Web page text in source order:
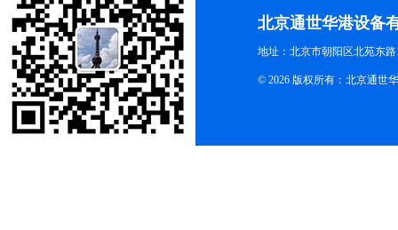
北京通世华港设备
地址：北京市朝阳区北苑东路
© 2026 版权所有：北京通世